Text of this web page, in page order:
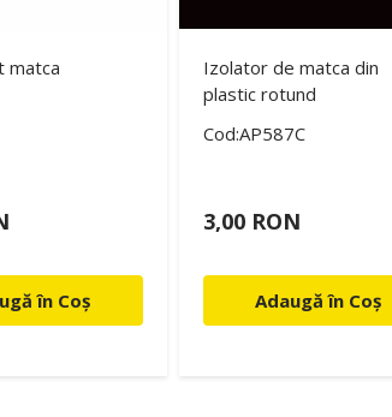
matca
în Coș
Izolator de matca din
plastic rotund
Cod:AP587C
3,00 RON
Adaugă în Coș